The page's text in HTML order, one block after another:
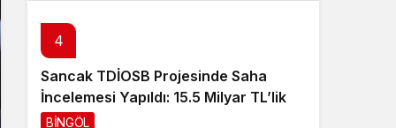
4
Sancak TDİOSB Projesinde Saha
İncelemesi Yapıldı: 15.5 Milyar TL’lik
Dev Yatırım
BİNGÖL